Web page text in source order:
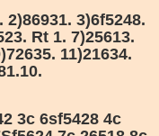
2)86931. 3)6f5248.
Rt 1. 7)25613.
11)21634.
3c 6sf5428 4c